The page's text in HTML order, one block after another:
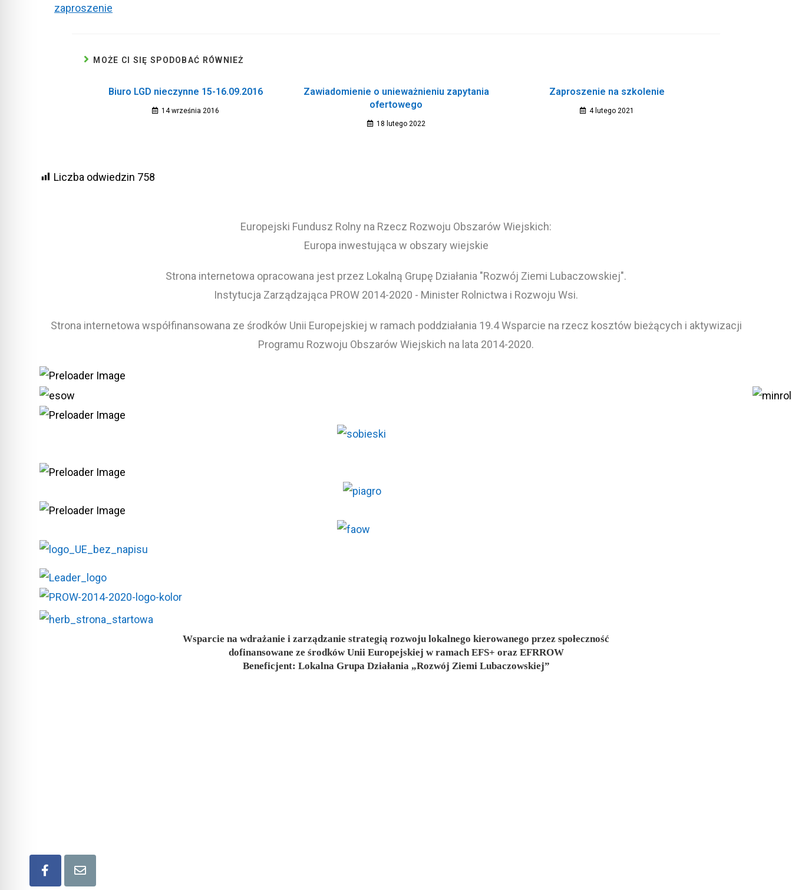
zaproszenie
MOŻE CI SIĘ SPODOBAĆ RÓWNIEŻ
Biuro LGD nieczynne 15-16.09.2016
14 września 2016
Zawiadomienie o unieważnieniu zapytania
ofertowego
18 lutego 2022
Zaproszenie na szkolenie
4 lutego 2021
Liczba odwiedzin 758
Europejski Fundusz Rolny na Rzecz Rozwoju Obszarów Wiejskich:
Europa inwestująca w obszary wiejskie
Strona internetowa opracowana jest przez Lokalną Grupę Działania "Rozwój Ziemi Lubaczowskiej".
Instytucja Zarządzająca PROW 2014-2020 - Minister Rolnictwa i Rozwoju Wsi.
Strona internetowa współfinansowana ze środków Unii Europejskiej w ramach poddziałania 19.4 Wsparcie na rzecz kosztów bieżących i aktywizacji
Programu Rozwoju Obszarów Wiejskich na lata 2014-2020.
Wsparcie na wdrażanie i zarządzanie strategią rozwoju lokalnego kierowanego przez społeczność
dofinansowane ze środków Unii Europejskiej w ramach EFS+ oraz EFRROW
Beneficjent: Lokalna Grupa Działania „Rozwój Ziemi Lubaczowskiej”